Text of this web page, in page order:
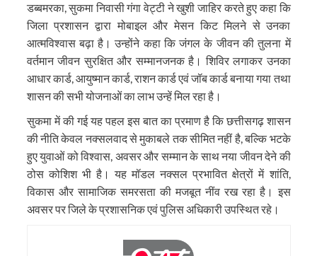
डब्बमरका, सुकमा निवासी गंगा वेट्टी ने खुशी जाहिर करते हुए कहा कि
जिला प्रशासन द्वारा मोबाइल और मेसन किट मिलने से उनका
आत्मविश्वास बढ़ा है। उन्होंने कहा कि जंगल के जीवन की तुलना में
वर्तमान जीवन सुरक्षित और सम्मानजनक है। शिविर लगाकर उनका
आधार कार्ड, आयुष्मान कार्ड, राशन कार्ड एवं जॉब कार्ड बनाया गया तथा
शासन की सभी योजनाओं का लाभ उन्हें मिल रहा है।
सुकमा में की गई यह पहल इस बात का प्रमाण है कि छत्तीसगढ़ शासन
की नीति केवल नक्सलवाद से मुकाबले तक सीमित नहीं है, बल्कि भटके
हुए युवाओं को विश्वास, अवसर और सम्मान के साथ नया जीवन देने की
ठोस कोशिश भी है। यह मॉडल नक्सल प्रभावित क्षेत्रों में शांति,
विकास और सामाजिक समरसता की मजबूत नींव रख रहा है। इस
अवसर पर जिले के प्रशासनिक एवं पुलिस अधिकारी उपस्थित रहे।